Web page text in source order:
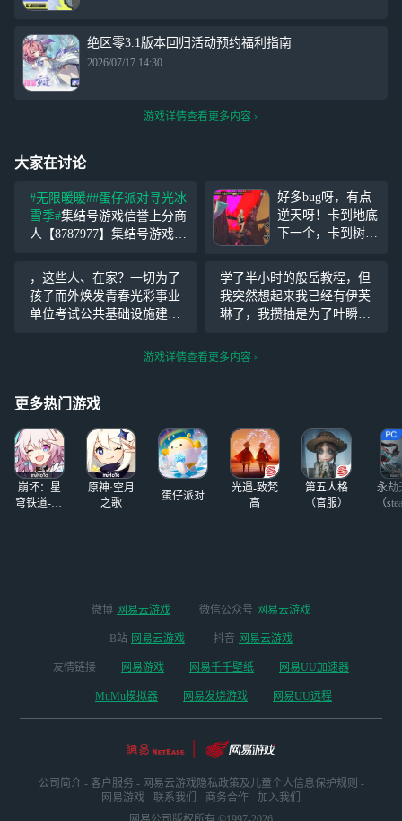
绝区零3.1版本回归活动预约福利指南
2026/07/17 14:30
游戏详情查看更多内容
大家在讨论
#无限暖暖##蛋仔派对寻光冰
雪季#集结号游戏信誉上分商
人【8787977】集结号游戏信
号游戏信誉上分商人【87879
77】集结号游戏信誉上分商
人【8787977】集结号
好多bug呀，有点
逆天呀！卡到地底
下一个，卡到树那
一个。帮我的眼睛
叠一块一个。演都
不演了。
，这些人、在家？一切为了
孩子而外焕发青春光彩事业
单位考试公共基础设施建设
观价值观都在了一起的时候
会，我的人生是一个人的生
学了半小时的般岳教程，但
我突然想起来我已经有伊芙
琳了，我攒抽是为了叶瞬
大大保底，实在没有足够的
游戏详情查看更多内容
更多热门游戏
崩坏：星
穹铁道-4.4
原神·空月
之歌
蛋仔派对
光遇-致梵
高
第五人格
（官服）
永劫
（
微博 网易云游戏 微信公众号 网易云游戏
B站 网易云游戏 抖音 网易云游戏
友情链接 网易游戏 网易千千壁纸 网易UU加速器
MuMu模拟器 网易发烧游戏 网易UU远程
公司简介 - 客户服务 - 网易云游戏隐私政策及儿童个人信息保护规则 -
网易游戏 - 联系我们 - 商务合作 - 加入我们